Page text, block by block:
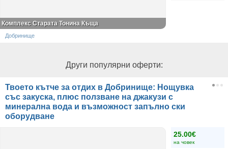
Комплекс Старата Тонина Къща
Добринище
Други популярни оферти:
Твоето кътче за отдих в Добринище: Нощувка
със закуска, плюс ползване на джакузи с
минерална вода и възможност запълно ски
оборудване
25.00€
на човек